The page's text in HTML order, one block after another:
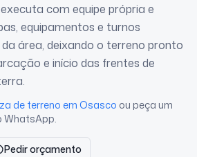
com equipe própria e
equipamentos e turnos
área, deixando o terreno pronto
e início das frentes de
de terreno em Osasco ou peça um
WhatsApp.
Pedir orçamento